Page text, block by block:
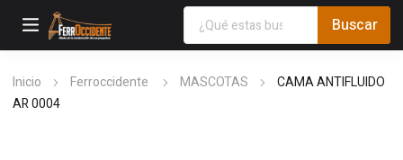
Inicio Ferroccidente MASCOTAS
CAMA ANTIFLUIDO
AR 0004